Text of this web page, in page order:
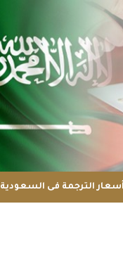
أسعار الترجمة فى السعودية